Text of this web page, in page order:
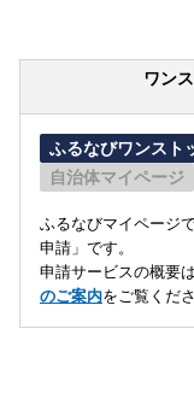
ワン
ふるなびワンスト
自治体マイページ
ふるなびマイページ
申請」です。
申請サービスの概要は
のご案内をご覧くださ